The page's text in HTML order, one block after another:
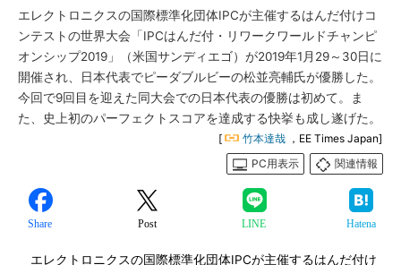
エレクトロニクスの国際標準化団体IPCが主催するはんだ付けコ
ンテストの世界大会「IPCはんだ付・リワークワールドチャンピ
オンシップ2019」（米国サンディエゴ）が2019年1月29～30日に
開催され、日本代表でピーダブルビーの松並亮輔氏が優勝した。
今回で9回目を迎えた同大会での日本代表の優勝は初めて。ま
た、史上初のパーフェクトスコアを達成する快挙も成し遂げた。
[ 竹本達哉 ，EE Times Japan]
PC用表示
関連情報
Share Post LINE Hatena
エレクトロニクスの国際標準化団体IPCが主催するはんだ付け